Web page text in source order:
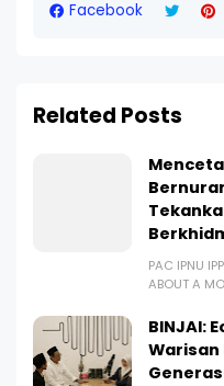
Facebook
Related Posts
PAC IPNU
ABOUT A
BINJAI:
Warisan